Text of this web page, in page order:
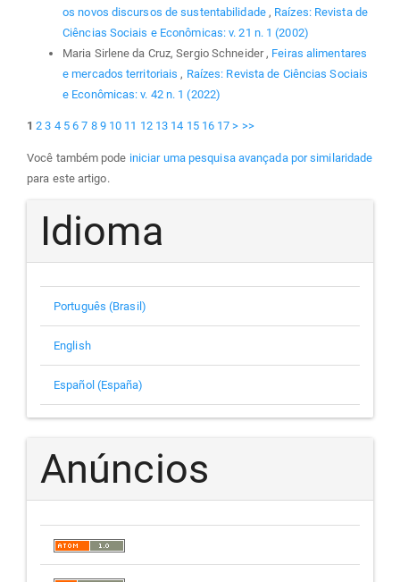
os novos discursos de sustentabilidade , Raízes: Revista de
Ciências Sociais e Econômicas: v. 21 n. 1 (2002)
Maria Sirlene da Cruz, Sergio Schneider , Feiras alimentares
e mercados territoriais, Raízes: Revista de Ciências Sociais
e Econômicas: v. 42 n. 1 (2022)
1 2 3 4 5 6 7 8 9 10 11 12 13 14 15 16 17 > >>
Você também pode iniciar uma pesquisa avançada por similaridade
para este artigo.
Idioma
Português (Brasil)
English
Español (España)
Anúncios